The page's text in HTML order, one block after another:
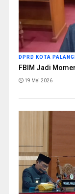
DPRD KOTA
FBIM Jadi
19 Mei 2026